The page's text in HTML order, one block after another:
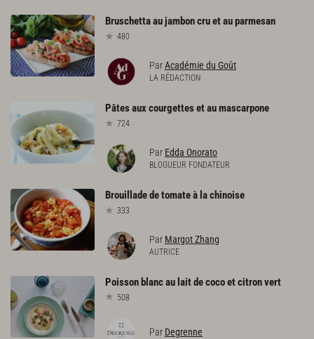
Bruschettaaujamboncruetauparmesan
480
ParAcadémie du Goût
LA RÉDACTION
Pâtesauxcourgettesetaumascarpone
724
Par Edda Onorato
BLOGUEUR FONDATEUR
Brouilladedetomateà lachinoise
333
Par Margot Zhang
AUTRICE
Poisson blancau laitdecocoetcitronvert
508
Par Degrenne